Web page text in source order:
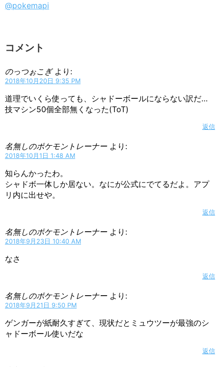
@pokemapi
コメント
のっつぉこぎ より:
2018年10月20日 9:35 PM
道理でいくら使っても、シャドーボールにならない訳だ…
技マシン50個全部無くなった(ToT)
返信
名無しのポケモントレーナー より:
2018年10月1日 1:48 AM
知らんかったわ。
シャドボ一体しか居ない。なにが公式にでてるだよ。アプ
リ内に出せや。
返信
名無しのポケモントレーナー より:
2018年9月23日 10:40 AM
なさ
返信
名無しのポケモントレーナー より:
2018年9月21日 9:50 PM
ゲンガーが紙耐久すぎて、現状だとミュウツーが最強のシ
ャドーボール使いだな
返信